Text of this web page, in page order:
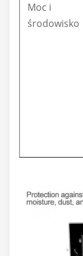
Moc i
środowisko